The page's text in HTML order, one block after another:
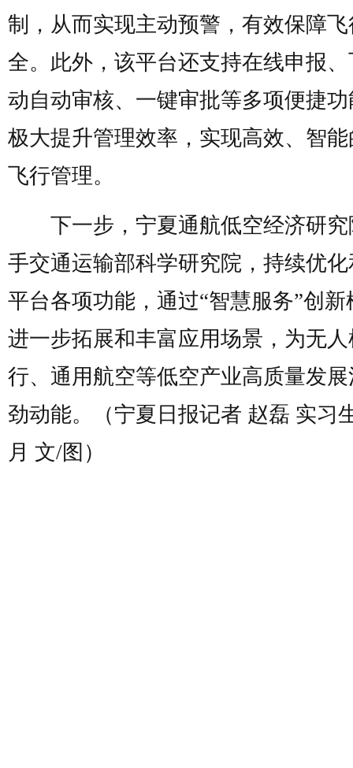
制，从而实现主动预警，有效保障
全。此外，该平台还支持在线申报
动自动审核、一键审批等多项便捷
极大提升管理效率，实现高效、智
飞行管理。
下一步，宁夏通航低空经济研究
手交通运输部科学研究院，持续优
平台各项功能，通过“智慧服务”创新
进一步拓展和丰富应用场景，为无
行、通用航空等低空产业高质量发
劲动能。（宁夏日报记者 赵磊 实习
月 文/图）